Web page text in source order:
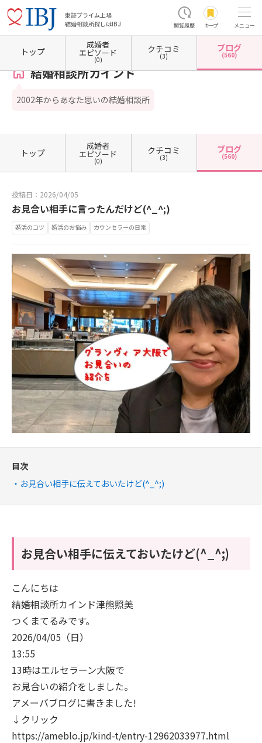
東証プライム上場
結婚相談所探しはIBJ
閲覧履歴 キープ メニュー
ホーム 大阪府の結婚相談所 大阪府大阪市 大阪府大阪市東淀川区 結婚相談所カインド
結婚相談所カインド
2002年からあなた思いの結婚相談所
トップ
成婚者
エピソード
(0)
クチコミ
(3)
ブログ
(560)
トップ
成婚者
エピソード
(0)
クチコミ
(3)
ブログ
(560)
投稿日：2026/04/05
お見合い相手に言ったんだけど(^_^;)
婚活のコツ 婚活のお悩み カウンセラーの日常
目次
お見合い相手に伝えておいたけど(^_^;)
お見合い相手に伝えておいたけど(^_^;)
こんにちは
結婚相談所カインド津熊照美
つくまてるみです。
2026/04/05（日）
13:55
13時はエルセラーン大阪で
お見合いの紹介をしました。
アメーバブログに書きました!
↓クリック
https://ameblo.jp/kind-t/entry-12962033977.html